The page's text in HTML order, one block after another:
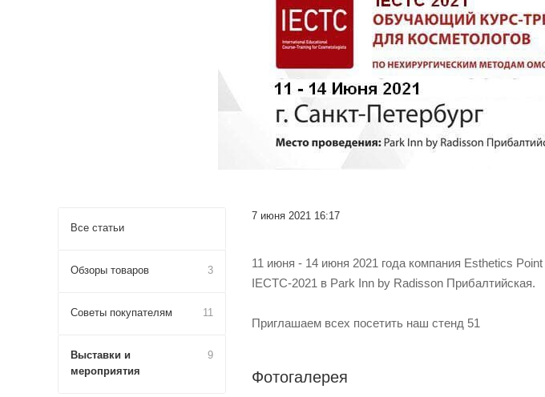
7 июня 2021 16:17
11 июня - 14 июня 2021 года компания Esthetics
IECTC-2021 в Park Inn by Radisson Прибалтийская.
Приглашаем всех посетить наш стенд 51
Фотогалерея
Все статьи
Обзоры товаров 3
Советы покупателям 11
Выставки и
мероприятия
9